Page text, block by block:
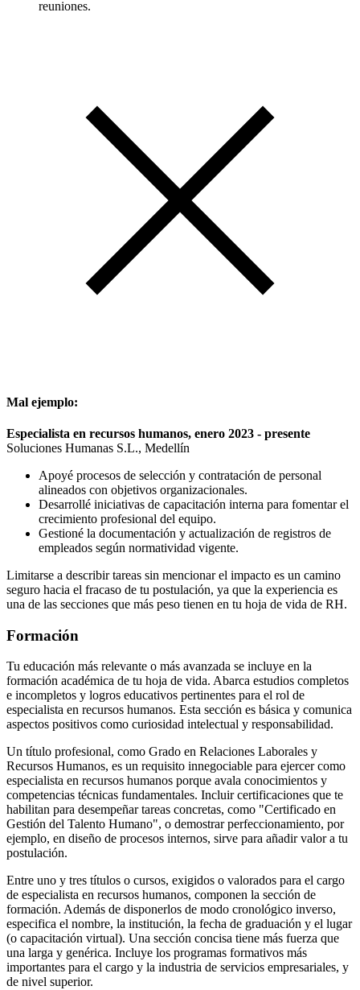
reuniones.
Mal ejemplo:
Especialista en recursos humanos, enero 2023 - presente
Soluciones Humanas S.L., Medellín
Apoyé procesos de selección y contratación de personal
alineados con objetivos organizacionales.
Desarrollé iniciativas de capacitación interna para fomentar el
crecimiento profesional del equipo.
Gestioné la documentación y actualización de registros de
empleados según normatividad vigente.
Limitarse a describir tareas sin mencionar el impacto es un camino
seguro hacia el fracaso de tu postulación, ya que la experiencia es
una de las secciones que más peso tienen en tu hoja de vida de RH.
Formación
Tu educación más relevante o más avanzada se incluye en la
formación académica de tu hoja de vida. Abarca estudios completos
e incompletos y logros educativos pertinentes para el rol de
especialista en recursos humanos. Esta sección es básica y comunica
aspectos positivos como curiosidad intelectual y responsabilidad.
Un título profesional, como Grado en Relaciones Laborales y
Recursos Humanos, es un requisito innegociable para ejercer como
especialista en recursos humanos porque avala conocimientos y
competencias técnicas fundamentales. Incluir certificaciones que te
habilitan para desempeñar tareas concretas, como "Certificado en
Gestión del Talento Humano", o demostrar perfeccionamiento, por
ejemplo, en diseño de procesos internos, sirve para añadir valor a tu
postulación.
Entre uno y tres títulos o cursos, exigidos o valorados para el cargo
de especialista en recursos humanos, componen la sección de
formación. Además de disponerlos de modo cronológico inverso,
especifica el nombre, la institución, la fecha de graduación y el lugar
(o capacitación virtual). Una sección concisa tiene más fuerza que
una larga y genérica. Incluye los programas formativos más
importantes para el cargo y la industria de servicios empresariales, y
de nivel superior.